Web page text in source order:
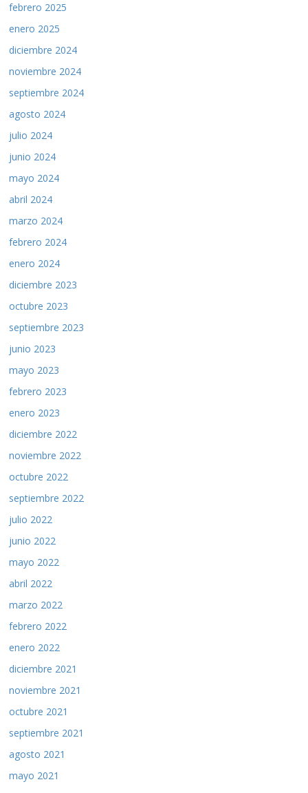
febrero 2025
enero 2025
diciembre 2024
noviembre 2024
septiembre 2024
agosto 2024
julio 2024
junio 2024
mayo 2024
abril 2024
marzo 2024
febrero 2024
enero 2024
diciembre 2023
octubre 2023
septiembre 2023
junio 2023
mayo 2023
febrero 2023
enero 2023
diciembre 2022
noviembre 2022
octubre 2022
septiembre 2022
julio 2022
junio 2022
mayo 2022
abril 2022
marzo 2022
febrero 2022
enero 2022
diciembre 2021
noviembre 2021
octubre 2021
septiembre 2021
agosto 2021
mayo 2021